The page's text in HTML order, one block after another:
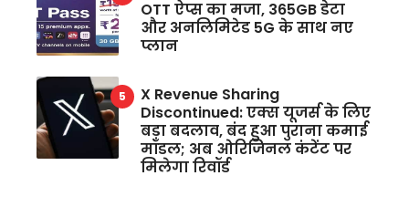
OTT ऐप्स का मजा, 365GB डेटा
और अनलिमिटेड 5G के साथ नए
प्लान
X Revenue Sharing
Discontinued: एक्स यूजर्स के लिए
बड़ा बदलाव, बंद हुआ पुराना कमाई
मॉडल; अब ओरिजिनल कंटेंट पर
मिलेगा रिवॉर्ड